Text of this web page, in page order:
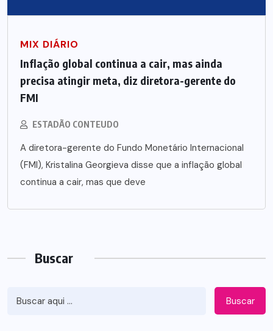
MIX DIÁRIO
Inflação global continua a cair, mas ainda
precisa atingir meta, diz diretora-gerente do
FMI
ESTADÃO CONTEUDO
A diretora-gerente do Fundo Monetário Internacional
(FMI), Kristalina Georgieva disse que a inflação global
continua a cair, mas que deve
Buscar
Buscar